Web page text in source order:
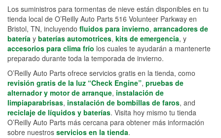
Los suministros para tormentas de nieve están disponibles en tu
tienda local de O’Reilly Auto Parts 516 Volunteer Parkway en
Bristol, TN, incluyendo fluidos para invierno, arrancadores de
batería y baterías automotrices, kits de emergencia, y
accesorios para clima frío los cuales te ayudarán a mantenerte
preparado durante toda la temporada de invierno.
O’Reilly Auto Parts ofrece servicios gratis en la tienda, como
revisión gratis de la luz “Check Engine”, pruebas de
alternador y motor de arranque, instalación de
limpiaparabrisas, instalación de bombillas de faros, and
reciclaje de líquidos y baterías. Visita hoy mismo tu tienda
O’Reilly Auto Parts más cercana para obtener más información
sobre nuestros servicios en la tienda.